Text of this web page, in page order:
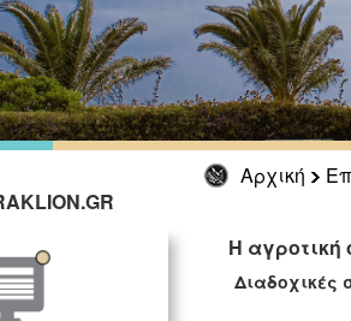
Αρχική
Η αγροτική
Διαδοχικές